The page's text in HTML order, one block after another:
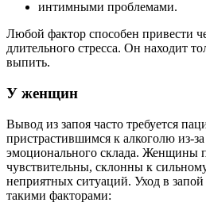
интимными проблемами.
Любой фактор способен привести
длительного стресса. Он находит
выпить.
У женщин
Вывод из запоя часто требуется
пристрастившимся к алкоголю из-
эмоционального склада. Женщины
чувствительны, склонны к
неприятных ситуаций. Уход в
такими факторами: